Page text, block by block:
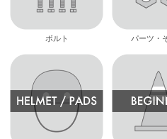
ボルト パーツ・